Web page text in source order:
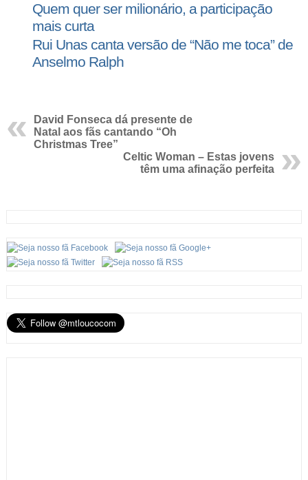
Quem quer ser milionário, a participação
mais curta
Rui Unas canta versão de “Não me toca” de
Anselmo Ralph
David Fonseca dá presente de
Natal aos fãs cantando “Oh
Christmas Tree”
Celtic Woman – Estas jovens
têm uma afinação perfeita